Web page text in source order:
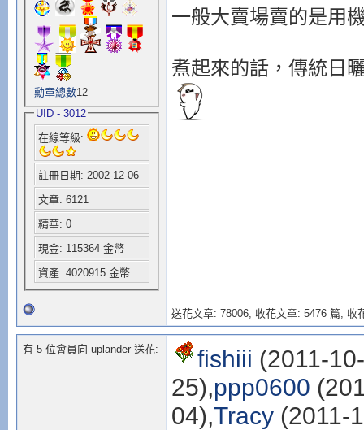
勳章總數12
UID - 3012
在線等級:
註冊日期: 2002-12-06
文章: 6121
精華: 0
現金: 115364 金幣
資產: 4020915 金幣
一般大賣場賣的是用
煮起來的話，傳統日
送花文章: 78006, 收花文章: 5476 篇, 收
有 5 位會員向 uplander 送花: fishiii (2011-
25),ppp0600
04),Tracy(2011-